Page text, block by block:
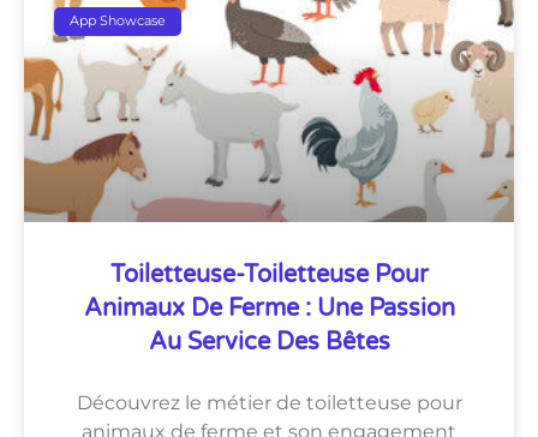
App Showcase
Toiletteuse-Toiletteuse Pour
Animaux De Ferme : Une Passion
Au Service Des Bêtes
Découvrez le métier de toiletteuse pour
animaux de ferme et son engagement